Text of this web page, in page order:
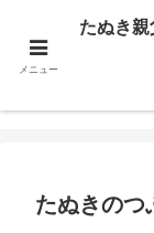
ハードサー
たぬき親父の
たぬきのつ
メニュー
たぬき